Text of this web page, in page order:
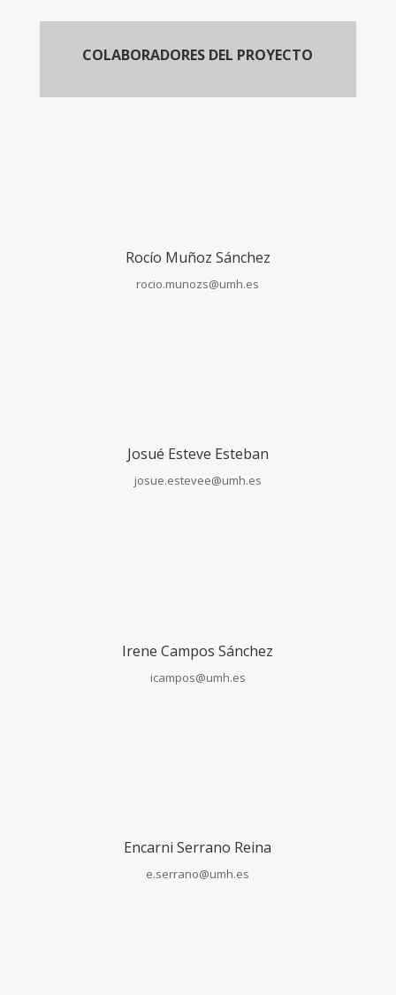
COLABORADORES DEL PROYECTO
Rocío Muñoz Sánchez
rocio.munozs@umh.es
Josué Esteve Esteban
josue.estevee@umh.es
Irene Campos Sánchez
icampos@umh.es
Encarni Serrano Reina
e.serrano@umh.es